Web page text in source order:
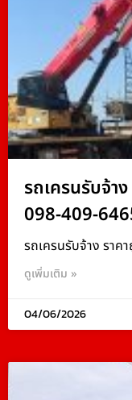
รถเครนรับจ้า
098-409-
รถเครนรับจ้าง ราค
ดูเพิ่มเติม »
04/06/2026